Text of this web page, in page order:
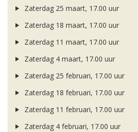
Zaterdag 25 maart, 17.00 uur
Zaterdag 18 maart, 17.00 uur
Zaterdag 11 maart, 17.00 uur
Zaterdag 4 maart, 17.00 uur
Zaterdag 25 februari, 17.00 uur
Zaterdag 18 februari, 17.00 uur
Zaterdag 11 februari, 17.00 uur
Zaterdag 4 februari, 17.00 uur